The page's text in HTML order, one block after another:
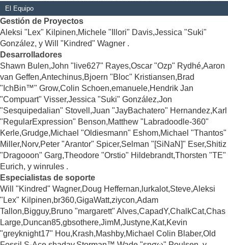
El Equipo
Gestión de Proyectos
Aleksi "Lex" Kilpinen,Michele "Illori" Davis,Jessica "Suki"
González, y Will "Kindred" Wagner .
Desarrolladores
Shawn Bulen,John "live627" Rayes,Oscar "Ozp" Rydhé,Aaron
van Geffen,Antechinus,Bjoern "Bloc" Kristiansen,Brad
"IchBin™" Grow,Colin Schoen,emanuele,Hendrik Jan
"Compuart" Visser,Jessica "Suki" González,Jon
"Sesquipedalian" Stovell,Juan "JayBachatero" Hernandez,Karl
"RegularExpression" Benson,Matthew "Labradoodle-360"
Kerle,Grudge,Michael "Oldiesmann" Eshom,Michael "Thantos"
Miller,Norv,Peter "Arantor" Spicer,Selman "[SiNaN]" Eser,Shitiz
"Dragooon" Garg,Theodore "Orstio" Hildebrandt,Thorsten "TE"
Eurich, y winrules .
Especialistas de soporte
Will "Kindred" Wagner,Doug Heffernan,lurkalot,Steve,Aleksi
"Lex" Kilpinen,br360,GigaWatt,ziycon,Adam
Tallon,Bigguy,Bruno "margarett" Alves,CapadY,ChalkCat,Chas
Large,Duncan85,gbsothere,JimM,Justyne,Kat,Kevin
"greyknight17" Hou,Krash,Mashby,Michael Colin Blaber,Old